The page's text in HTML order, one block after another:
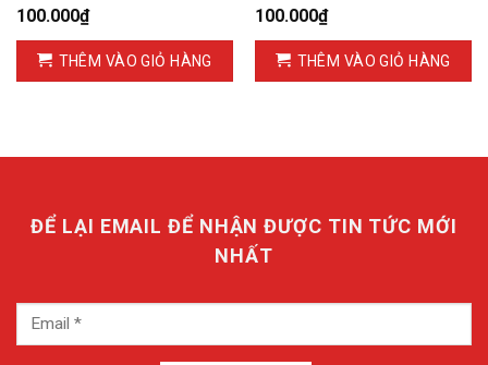
100.000₫
THÊM VÀO GIỎ HÀNG
100.000₫
THÊM VÀO GIỎ HÀNG
ĐỂ LẠI EMAIL ĐỂ NHẬN ĐƯỢC TIN TỨC MỚI
NHẤT